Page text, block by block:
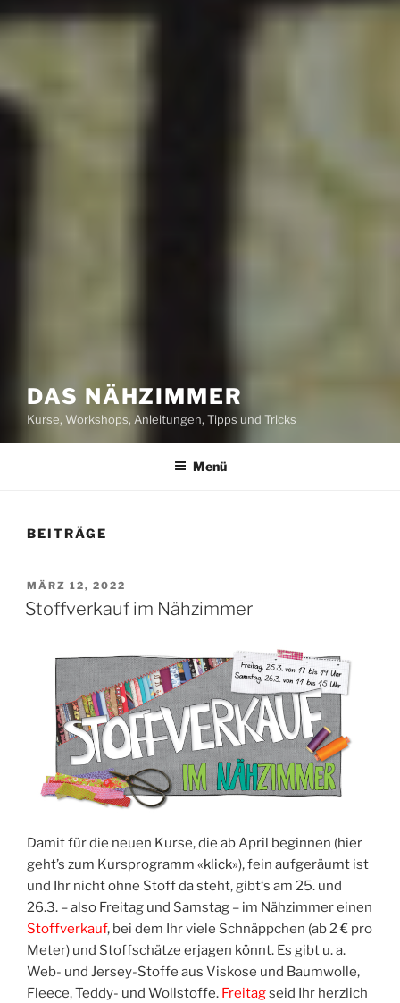
DAS NÄHZIMMER
Kurse, Workshops, Anleitungen, Tipps und Tricks
Menü
BEITRÄGE
VERÖFFENTLICHT
AM
MÄRZ 12, 2022
Stoffverkauf im Nähzimmer
Damit für die neu­en Kur­se, die ab April begin­nen (hier
geht’s zum Kurs­pro­gramm «klick»), fein auf­ge­räumt ist
und Ihr nicht ohne Stoff da steht, gibt‘s am 25. und
26.3. – also Frei­tag und Sams­tag – im Näh­zim­mer einen
Stoff­ver­kauf, bei dem Ihr vie­le Schnäpp­chen (ab 2 € pro
Meter) und Stoff­schät­ze erja­gen könnt. Es gibt u. a.
Web- und Jer­sey-Stof­fe aus Vis­ko­se und Baum­wol­le,
Fleece, Ted­dy- und Woll­stof­fe. Frei­tagseid Ihr herz­lich